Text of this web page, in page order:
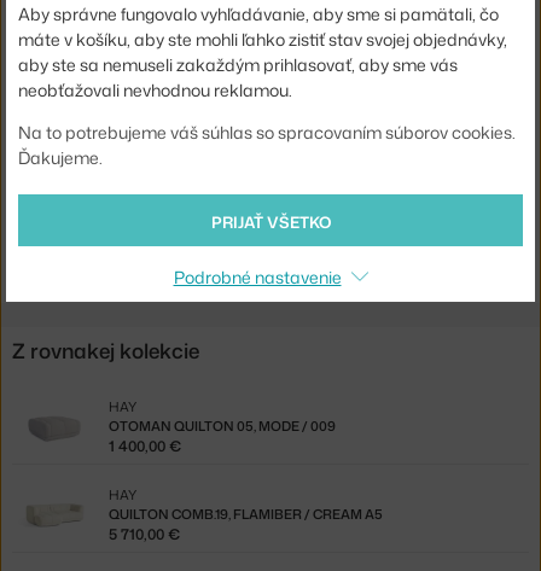
Farba:
biela
Materiál:
drevo, textilný poťah
Kód produktu
Shopping from the EU? Switch to Quilton Comb.20, Steelcut Trio
Z rovnakej kolekcie
OTOMAN QUILTON 05, MODE / 009
HAY
1 400,00 €
QUILTON COMB.19, FLAMIBER / CREAM A5
HAY
5 710,00 €
Aby správne fungovalo vyhľadávanie, aby sme si pamätali, čo
máte v košíku, aby ste mohli ľahko zistiť stav svojej objednávky,
aby ste sa nemuseli zakaždým prihlasovať, aby sme vás
neobťažovali nevhodnou reklamou.
Na to potrebujeme váš súhlas so spracovaním súborov cookies.
Ďakujeme.
PRIJAŤ VŠETKO
Podrobné nastavenie